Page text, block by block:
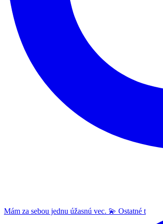
Mám za sebou jednu úžasnú vec. 💫 Ostatné t